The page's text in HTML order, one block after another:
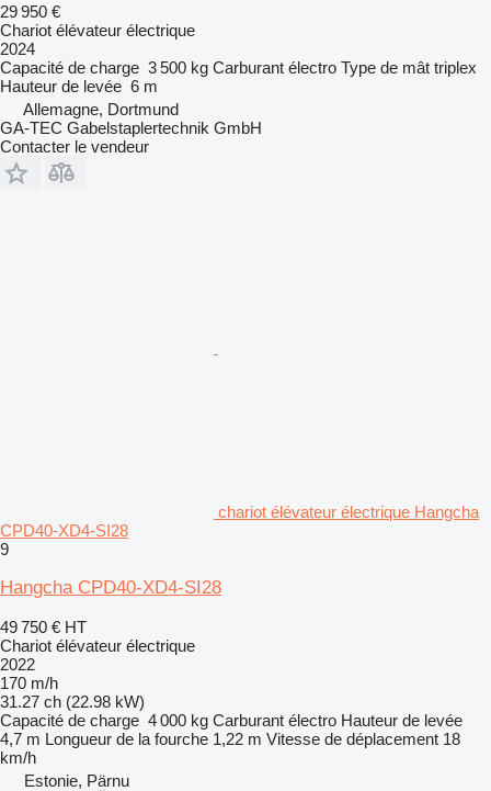
29 950 €
Chariot élévateur électrique
2024
Capacité de charge 3 500 kg Carburant électro Type de mât triplex
Hauteur de levée 6 m
Allemagne, Dortmund
GA-TEC Gabelstaplertechnik GmbH
Contacter le vendeur
chariot élévateur électrique Hangcha
CPD40-XD4-SI28
9
Hangcha CPD40-XD4-SI28
49 750 € HT
Chariot élévateur électrique
2022
170 m/h
31.27 ch (22.98 kW)
Capacité de charge 4 000 kg Carburant électro Hauteur de levée
4,7 m Longueur de la fourche 1,22 m Vitesse de déplacement 18
km/h
Estonie, Pärnu